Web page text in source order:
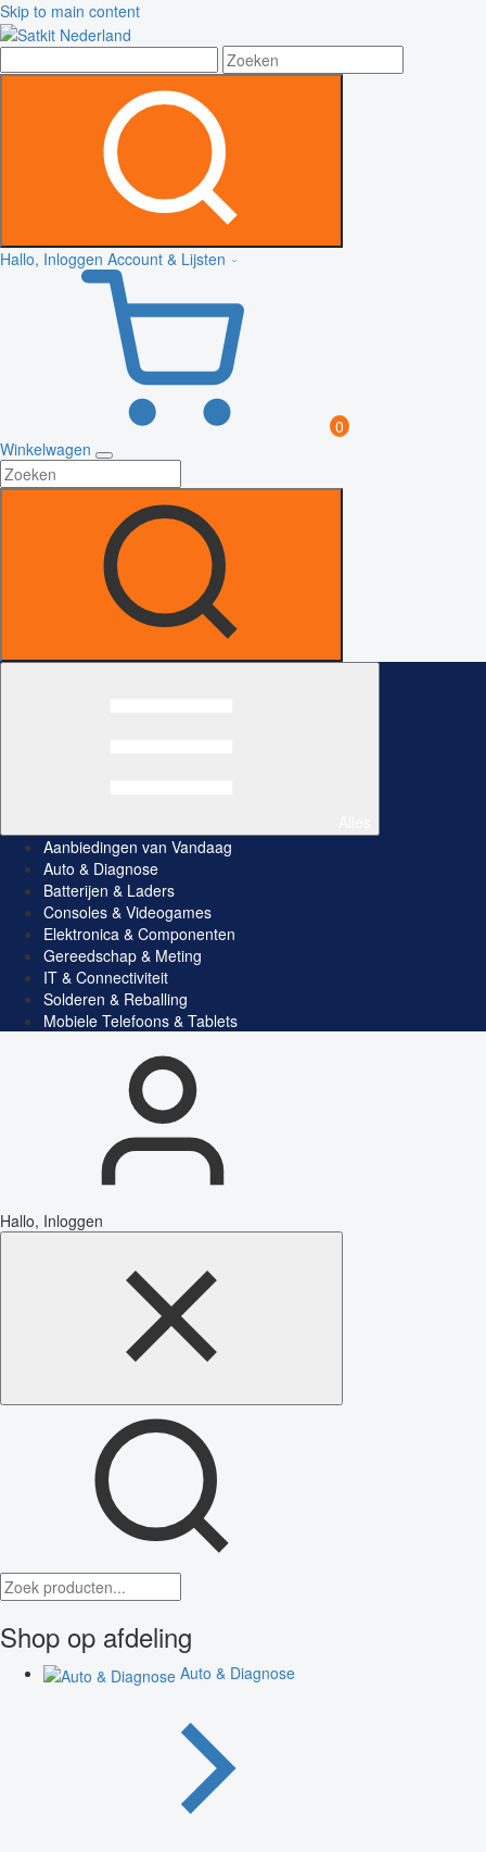
Skip to main content
Hallo, Inloggen Account & Lijsten
0
Winkelwagen
Aanbiedingen van Vandaag
Auto & Diagnose
Batterijen & Laders
Consoles & Videogames
Elektronica & Componenten
Gereedschap & Meting
IT & Connectiviteit
Solderen & Reballing
Mobiele Telefoons & Tablets
Hallo, Inloggen
Shop op afdeling
Auto & Diagnose